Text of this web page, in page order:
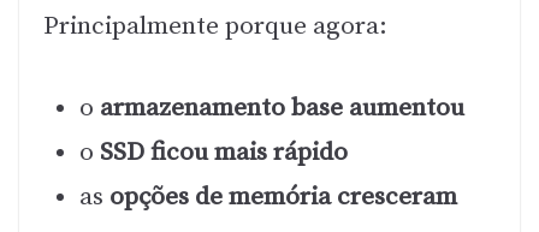
Principalmente porque agora:
o armazenamento base aumentou
o SSD ficou mais rápido
as opções de memória cresceram